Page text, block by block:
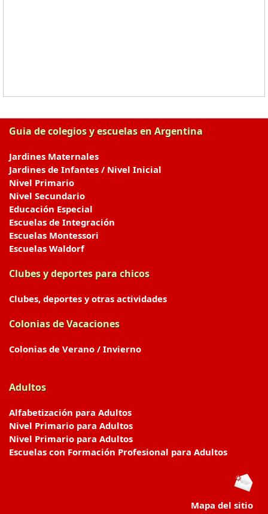
Guia de colegios y escuelas en Argentina
Jardines Maternales
Jardines de Infantes / Nivel Inicial
Nivel Primario
Nivel Secundario
Educación Especial
Escuelas de Integración
Escuelas Montessori
Escuelas Waldorf
Clubes y deportes para chicos
Clubes, deportes y otras actividades
Colonias de Vacaciones
Colonias de Verano / Invierno
Adultos
Alfabetización para Adultos
Nivel Primario para Adultos
Nivel Primario para Adultos
Escuelas con Formación Profesional para Adultos
Mapa del sitio